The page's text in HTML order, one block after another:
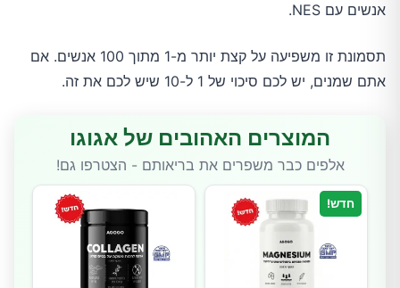
אנשים עם NES.
תסמונת זו משפיעה על קצת יותר מ-1 מתוך 100 אנשים. אם
אתם שמנים, יש לכם סיכוי של 1 ל-10 שיש לכם את זה.
המוצרים האהובים של אגוגו
אלפים כבר משפרים את בריאותם - הצטרפו גם!
חדש!